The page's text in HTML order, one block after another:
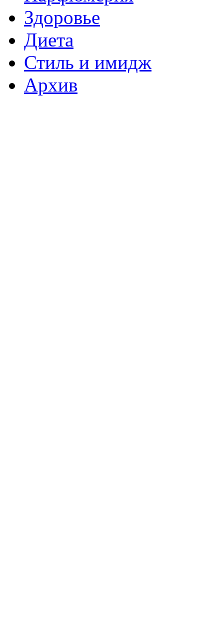
Здоровье
Диета
Стиль и имидж
Архив